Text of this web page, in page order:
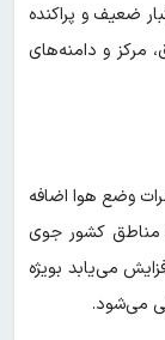
مناطق رگبار ضعیف و پراکنده
و دامنه‌های
وضع هوا اضافه
(۲۱ تیر) در غالب مناطق کشور جوی
می‌یابد بویژه
می‌شود.